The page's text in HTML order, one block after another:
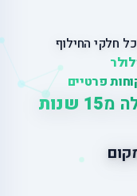
חלקי החילוף
פרטיים
מ
15 שנות
קום